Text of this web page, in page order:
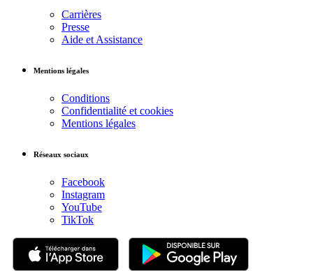
Carrières
Presse
Aide et Assistance
Mentions légales
Conditions
Confidentialité et cookies
Mentions légales
Réseaux sociaux
Facebook
Instagram
YouTube
TikTok